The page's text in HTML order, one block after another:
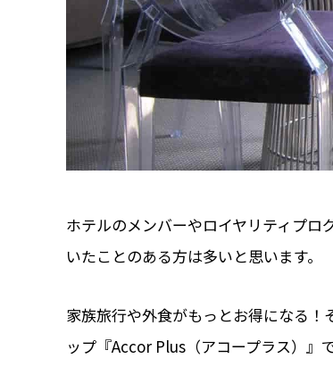
ホテルのメンバーやロイヤリティプ
いたことのある方は多いと思います。
家族旅行や外食がもっとお得になる
ップ『Accor Plus（アコープラス）』で